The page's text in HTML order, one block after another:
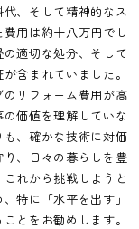
、そして精神的なス
用は約十八万円でし
適切な処分、そして
含まれていました。
リフォーム費用が高
価値を理解していな
、確かな技術に対価
、日々の暮らしを豊
れから挑戦しようと
特に「水平を出す」
とをお勧めします。